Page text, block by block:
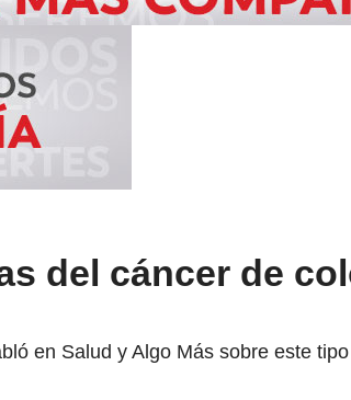
del cáncer de
en Salud y Algo Más sobre este